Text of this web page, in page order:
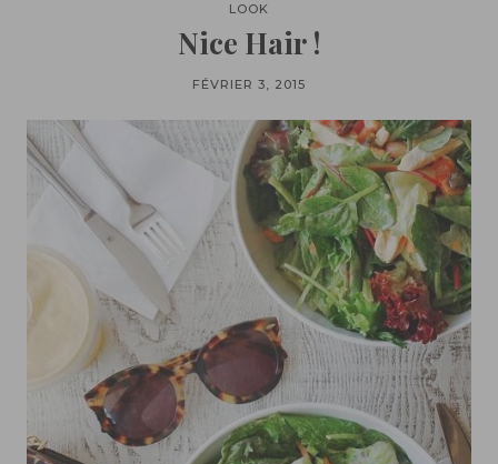
LOOK
Nice Hair !
FÉVRIER 3, 2015